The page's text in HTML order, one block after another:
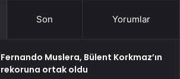
Son Yorumlar
Fernando Muslera, Bülent Korkmaz’ın
rekoruna ortak oldu